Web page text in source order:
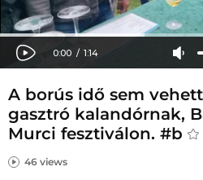
A borús idő sem
gasztró kalandórnak,
Murci fesztiválon. #b
46 views